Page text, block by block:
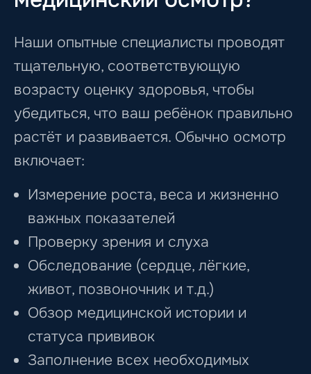
Наши опытные специалисты проводят
тщательную, соответствующую
возрасту оценку здоровья, чтобы
убедиться, что ваш ребёнок правильно
растёт и развивается. Обычно осмотр
включает:
Измерение роста, веса и жизненно
важных показателей
Проверку зрения и слуха
Обследование (сердце, лёгкие,
живот, позвоночник и т.д.)
Обзор медицинской истории и
статуса прививок
Заполнение всех необходимых